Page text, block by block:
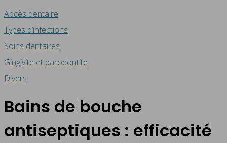
Abcès dentaire
Types d’infections
Soins dentaires
Gingivite et parodontite
Divers
Bains de bouche
antiseptiques : efficacité